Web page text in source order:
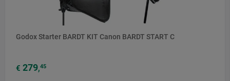
Godox Starter BARDT KIT Canon BARDT START C
€ 279,45